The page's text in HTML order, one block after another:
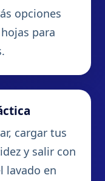
opciones
para
cargar tus
y salir con
lavado en